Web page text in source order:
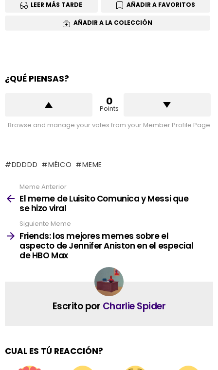
LEER MÁS TARDE AÑADIR A FAVORITOS
AÑADIR A LA COLECCIÓN
¿QUÉ PIENSAS?
0
Points
Browse and manage your votes from your Member Profile Page
DDDDD MÉICO MEME
more
Meme Anterior
El meme de Luisito Comunica y Messi que
se hizo viral
Siguiente Meme
Friends: los mejores memes sobre el
aspecto de Jennifer Aniston en el especial
de HBO Max
Escrito por Charlie Spider
CUAL ES TÚ REACCIÓN?